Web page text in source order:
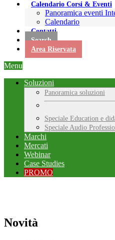
Calendario Corsi & Eventi
Panoramica eventi
Calendario
Contatti
Search
Area Riservata
Menu
Soluzioni
Panoramica soluzioni
Speciale Education e
Speciale Audio
Marchi
Mercati
Webinar
Case Studies
PROMO
Novità